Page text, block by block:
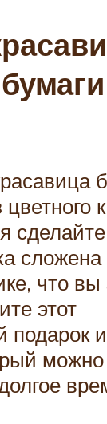
сложена
что вы
этот
подарок
можно